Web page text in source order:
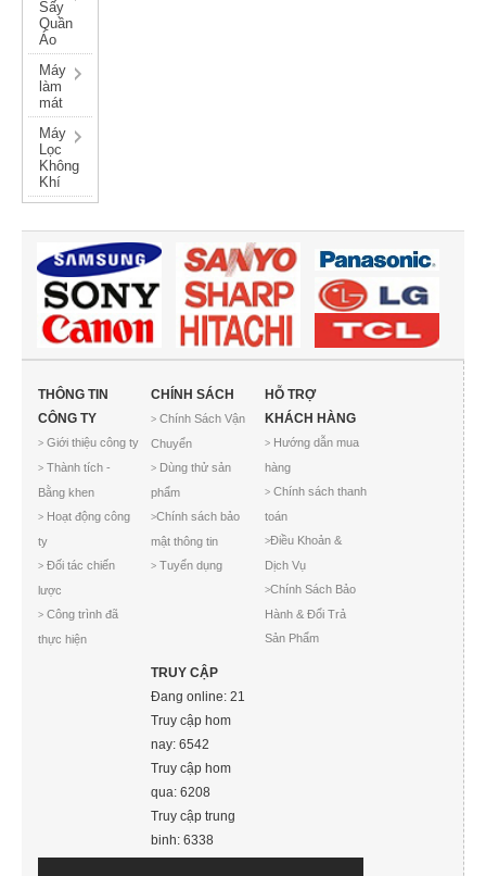
Sấy
Quần
Áo
Máy
làm
mát
Máy
Lọc
Không
Khí
THÔNG TIN
CÔNG TY
> Giới thiệu công ty
> Thành tích -
Bằng khen
> Hoạt động công
ty
> Đối tác chiến
lược
> Công trình đã
thực hiện
CHÍNH SÁCH
> Chính Sách Vận
Chuyển
> Dùng thử sản
phẩm
>Chính sách bảo
mật thông tin
> Tuyển dụng
HỖ TRỢ
KHÁCH HÀNG
>Hướng dẫn mua
hàng
>Chính sách thanh
toán
>Điều Khoản &
Dịch Vụ
>Chính Sách Bảo
Hành & Đổi Trả
Sản Phẩm
TRUY CẬP
Đang online: 21
Truy cập hom
nay: 6542
Truy cập hom
qua: 6208
Truy cập trung
binh: 6338